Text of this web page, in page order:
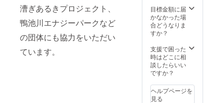
漕ぎあるきプロジェクト、
鴨池川エナジーパークなど
の団体にも協力をいただい
ています。
目標金額に届
かなかった場
合どうなりま
すか？
支援で困った
時はどこに相
談したらいい
ですか？
ヘルプページを
見る